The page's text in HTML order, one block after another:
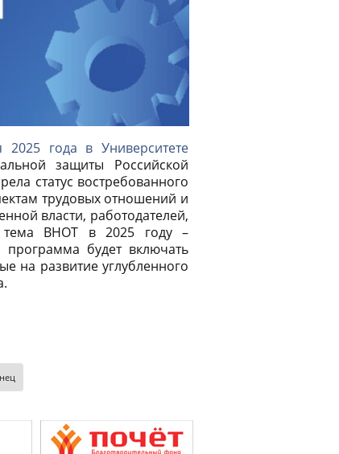
2025 года в Университете
защиты Российской
статус востребованного
трудовых отношений и
власти, работодателей,
тема ВНОТ в 2025 году –
программа будет включать
на развитие углубленного